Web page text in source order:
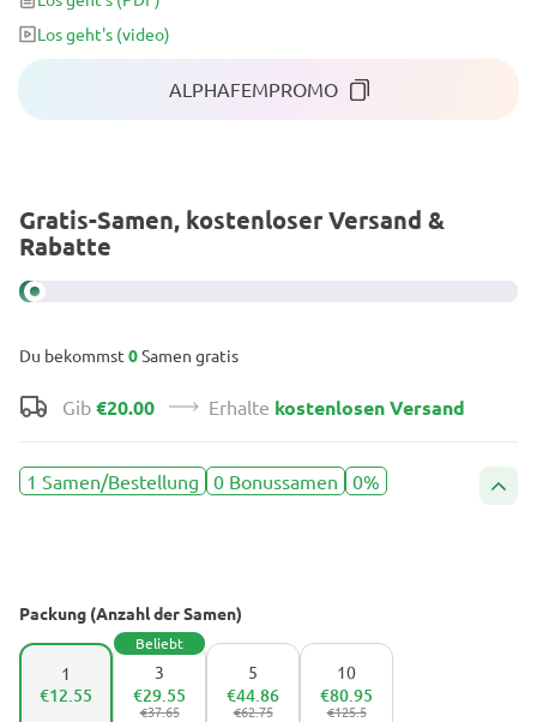
wahrscheinlich völlig außer Gefecht gesetzt, aber sie werden
keine Probleme mit dem Anbau dieser Pflanze haben, denn sie ist
ebenso anfängerfreundlich wie lohnenswert.
Los geht's (video)
ALPHAFEMPROMO
Gratis-Samen, kostenloser Versand &
Rabatte
Du bekommst 0Samen gratis
Gib €20.00 Erhalte kostenlosen Versand
1 Samen/Bestellung 0 Bonussamen 0%
Packung (Anzahl der Samen)
1
€12.55
3
Beliebt
€37.65
€29.55
5
€62.75
€44.86
10
€125.5
€80.95